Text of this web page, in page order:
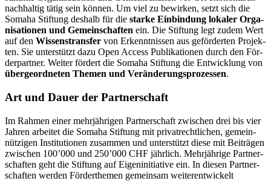
nach­hal­tig tätig sein kön­nen. Um viel zu bewir­ken, setzt sich die
Somaha Stif­tung des­halb für die starke Ein­bin­dung loka­ler Orga­
ni­sa­tio­nen und Gemein­schaf­ten ein. Die Stif­tung legt zudem Wert
auf den Wis­sens­trans­fer von Erkennt­nis­sen aus geför­der­ten Pro­jek­
ten. Sie unter­stützt dazu Open Access Publi­ka­tio­nen durch den För­
der­part­ner. Wei­ter för­dert die Somaha Stif­tung die Ent­wick­lung von
über­ge­ord­ne­ten The­men und Ver­än­de­rungs­pro­zes­sen.
Art und Dauer der Partnerschaft
Im Rah­men einer mehr­jäh­ri­gen Part­ner­schaft zwi­schen drei bis vier
Jah­ren arbei­tet die Somaha Stif­tung mit pri­vat­recht­li­chen, gemein­
nüt­zi­gen Insti­tu­tio­nen zusam­men und unter­stützt diese mit Bei­trä­gen
zwi­schen 100’000 und 250’000 CHF jähr­lich. Mehr­jäh­rige Part­ner­
schaf­ten geht die Stif­tung auf Eigen­in­itia­tive ein. In die­sen Part­ner­
schaf­ten wer­den För­der­the­men gemein­sam wei­ter­ent­wi­ckelt